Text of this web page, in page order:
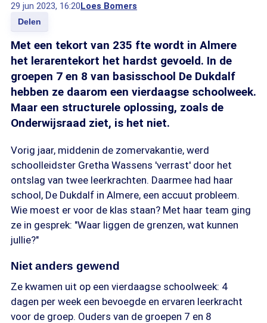
29 jun 2023, 16:20Loes Bomers
Delen
Met een tekort van 235 fte wordt in Almere
het lerarentekort het hardst gevoeld. In de
groepen 7 en 8 van basisschool De Dukdalf
hebben ze daarom een vierdaagse schoolweek.
Maar een structurele oplossing, zoals de
Onderwijsraad ziet, is het niet.
Vorig jaar, middenin de zomervakantie, werd
schoolleidster Gretha Wassens 'verrast' door het
ontslag van twee leerkrachten. Daarmee had haar
school, De Dukdalf in Almere, een accuut probleem.
Wie moest er voor de klas staan? Met haar team ging
ze in gesprek: "Waar liggen de grenzen, wat kunnen
jullie?"
Niet anders gewend
Ze kwamen uit op een vierdaagse schoolweek: 4
dagen per week een bevoegde en ervaren leerkracht
voor de groep. Ouders van de groepen 7 en 8